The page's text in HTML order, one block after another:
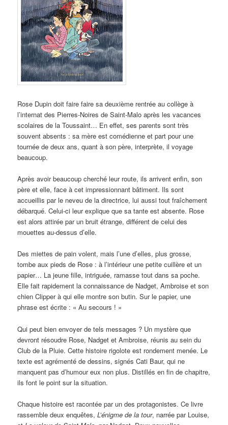
Rose Dupin doit faire faire sa deuxième rentrée au collège à
l’internat des Pierres-Noires de Saint-Malo après les vacances
scolaires de la Toussaint… En effet, ses parents sont très
souvent absents : sa mère est comédienne et part pour une
tournée de deux ans, quant à son père, interprète, il voyage
beaucoup.
Après avoir beaucoup cherché leur route, ils arrivent enfin, son
père et elle, face à cet impressionnant bâtiment. Ils sont
accueillis par le neveu de la directrice, lui aussi tout fraîchement
débarqué. Celui-ci leur explique que sa tante est absente. Rose
est alors attirée par un bruit étrange, différent de celui des
mouettes au-dessus d’elle.
Des miettes de pain volent, mais l’une d’elles, plus grosse,
tombe aux pieds de Rose : à l’intérieur une petite cuillère et un
papier… La jeune fille, intriguée, ramasse tout dans sa poche.
Elle fait rapidement la connaissance de Nadget, Ambroise et son
chien Clipper à qui elle montre son butin. Sur le papier, une
phrase est écrite : « Au secours ! »
Qui peut bien envoyer de tels messages ? Un mystère que
devront résoudre Rose, Nadget et Ambroise, réunis au sein du
Club de la Pluie. Cette histoire rigolote est rondement menée. Le
texte est agrémenté de dessins, signés Cati Baur, qui ne
manquent pas d’humour eux non plus. Distillés en fin de chapitre,
ils font le point sur la situation.
Chaque histoire est racontée par un des protagonistes. Ce livre
rassemble deux enquêtes,L’énigme de la tour, narrée par Louise,